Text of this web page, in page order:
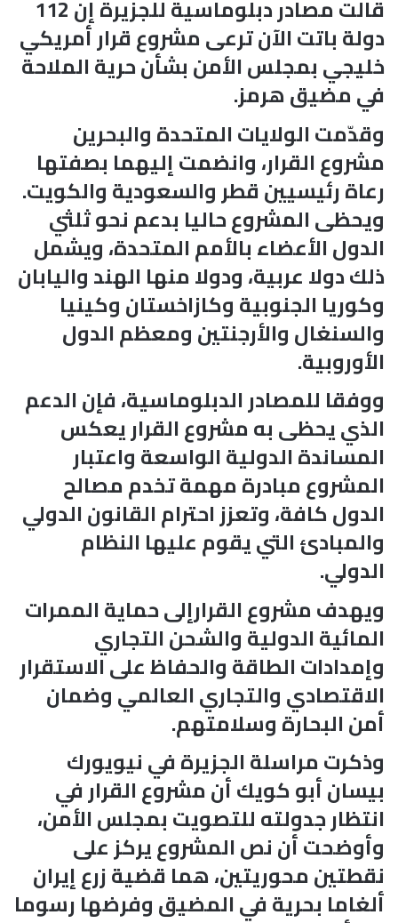
قالت مصادر دبلوماسية للجزيرة إن 112
دولة باتت الآن ترعى مشروع قرار أمريكي
خليجي بمجلس الأمن بشأن حرية الملاحة
في مضيق هرمز.
وقدّمت الولايات المتحدة والبحرين
مشروع القرار، وانضمت إليهما بصفتها
رعاة رئيسيين قطر والسعودية والكويت.
ويحظى المشروع حاليا بدعم نحو ثلثي
الدول الأعضاء بالأمم المتحدة، ويشمل
ذلك دولا عربية، ودولا منها الهند واليابان
وكوريا الجنوبية وكازاخستان وكينيا
والسنغال والأرجنتين ومعظم الدول
الأوروبية.
ووفقا للمصادر الدبلوماسية، فإن الدعم
الذي يحظى به مشروع القرار يعكس
المساندة الدولية الواسعة واعتبار
المشروع مبادرة مهمة تخدم مصالح
الدول كافة، وتعزز احترام القانون الدولي
والمبادئ التي يقوم عليها النظام
الدولي.
ويهدف مشروع القرارإلى حماية الممرات
المائية الدولية والشحن التجاري
وإمدادات الطاقة والحفاظ على الاستقرار
الاقتصادي والتجاري العالمي وضمان
أمن البحارة وسلامتهم.
وذكرت مراسلة الجزيرة في نيويورك
بيسان أبو كويك أن مشروع القرار في
انتظار جدولته للتصويت بمجلس الأمن،
وأوضحت أن نص المشروع يركز على
نقطتين محوريتين، هما قضية زرع إيران
ألغاما بحرية في المضيق وفرضها رسوما